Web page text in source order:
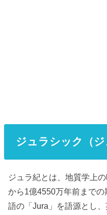
ジュラシック（
ジュラ紀とは、地質学上
から1億4550万年前まで
語の「Jura」を語源とし